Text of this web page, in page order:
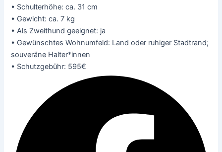
• Schulterhöhe: ca. 31 cm
• Gewicht: ca. 7 kg
• Als Zweithund geeignet: ja
• Gewünschtes Wohnumfeld: Land oder ruhiger Stadtrand;
souveräne Halter*innen
• Schutzgebühr: 595€